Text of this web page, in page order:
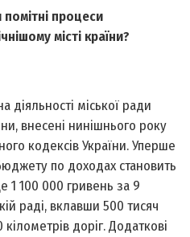
процеси
місті країни?
міської ради
внесені нинішнього року
кодексів України. Уперше
по доходах становить
1 100 000 гривень за 9
раді, вклавши 500 тисяч
доріг. Додаткові